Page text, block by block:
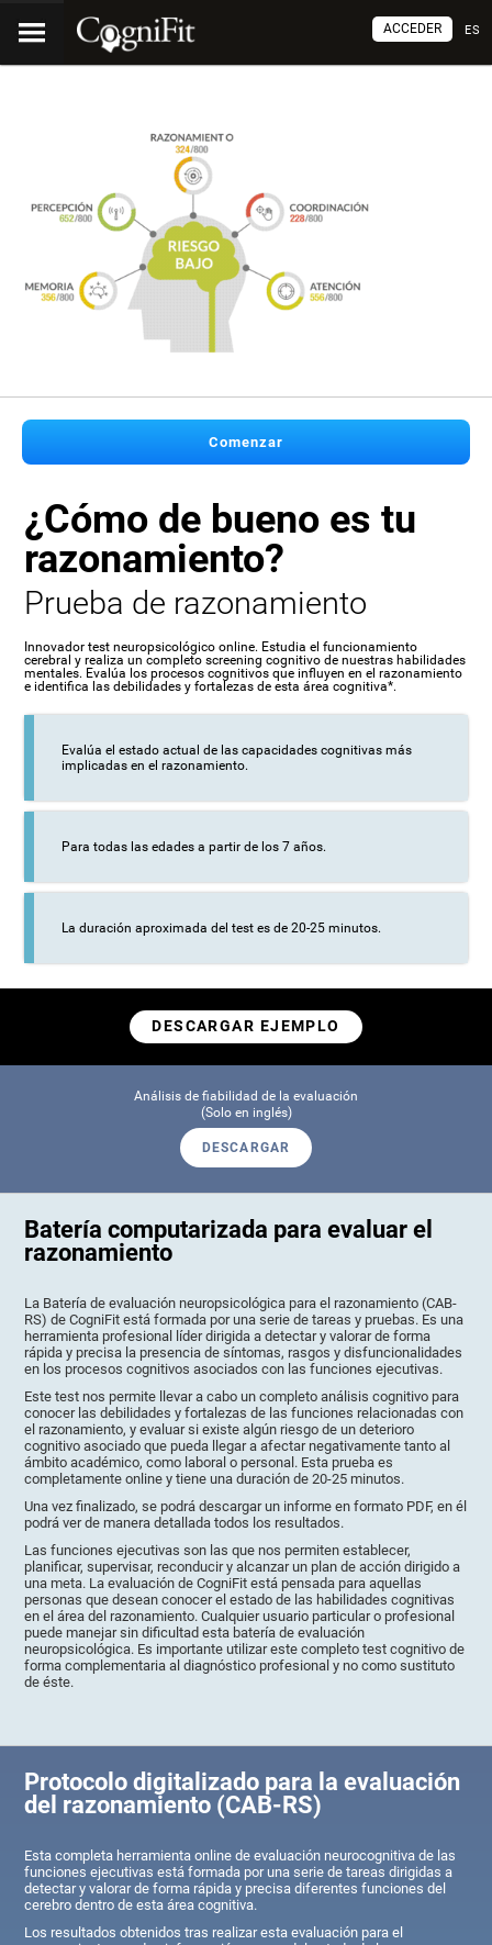
ES
ACCEDER
Comenzar
¿Cómo de bueno es tu
razonamiento?
Prueba de razonamiento
Innovador test neuropsicológico online. Estudia el funcionamiento
cerebral y realiza un completo screening cognitivo de nuestras habilidades
mentales. Evalúa los procesos cognitivos que influyen en el razonamiento
e identifica las debilidades y fortalezas de esta área cognitiva*.
Evalúa el estado actual de las capacidades cognitivas más
implicadas en el razonamiento.
Para todas las edades a partir de los 7 años.
La duración aproximada del test es de 20-25 minutos.
DESCARGAR EJEMPLO
Análisis de fiabilidad de la evaluación
(Solo en inglés)
DESCARGAR
Batería computarizada para evaluar el
razonamiento
La Batería de evaluación neuropsicológica para el razonamiento (CAB-
RS) de CogniFit está formada por una serie de tareas y pruebas. Es una
herramienta profesional líder dirigida a detectar y valorar de forma
rápida y precisa la presencia de síntomas, rasgos y disfuncionalidades
en los procesos cognitivos asociados con las funciones ejecutivas.
Este test nos permite llevar a cabo un completo análisis cognitivo para
conocer las debilidades y fortalezas de las funciones relacionadas con
el razonamiento, y evaluar si existe algún riesgo de un deterioro
cognitivo asociado que pueda llegar a afectar negativamente tanto al
ámbito académico, como laboral o personal. Esta prueba es
completamente online y tiene una duración de 20-25 minutos.
Una vez finalizado, se podrá descargar un informe en formato PDF, en él
podrá ver de manera detallada todos los resultados.
Las funciones ejecutivas son las que nos permiten establecer,
planificar, supervisar, reconducir y alcanzar un plan de acción dirigido a
una meta. La evaluación de CogniFit está pensada para aquellas
personas que desean conocer el estado de las habilidades cognitivas
en el área del razonamiento. Cualquier usuario particular o profesional
puede manejar sin dificultad esta batería de evaluación
neuropsicológica. Es importante utilizar este completo test cognitivo de
forma complementaria al diagnóstico profesional y no como sustituto
de éste.
Protocolo digitalizado para la evaluación
del razonamiento (CAB-RS)
Esta completa herramienta online de evaluación neurocognitiva de las
funciones ejecutivas está formada por una serie de tareas dirigidas a
detectar y valorar de forma rápida y precisa diferentes funciones del
cerebro dentro de esta área cognitiva.
Los resultados obtenidos tras realizar esta evaluación para el